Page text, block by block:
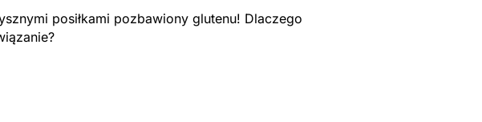
posiłkami pozbawiony glutenu! Dlaczego